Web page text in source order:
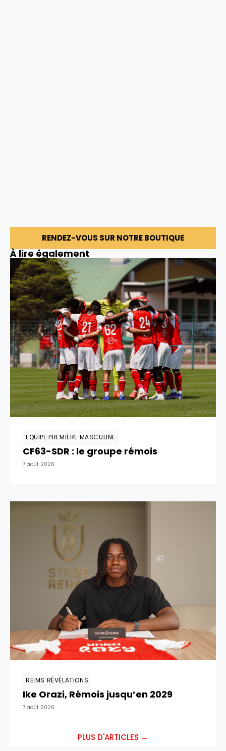
RENDEZ-VOUS SUR NOTRE BOUTIQUE
À lire également
EQUIPE PREMIÈRE MASCULINE
CF63-SDR : le groupe rémois
7 août 2026
REIMS RÉVÉLATIONS
Ike Orazi, Rémois jusqu’en 2029
7 août 2026
PLUS D'ARTICLES →